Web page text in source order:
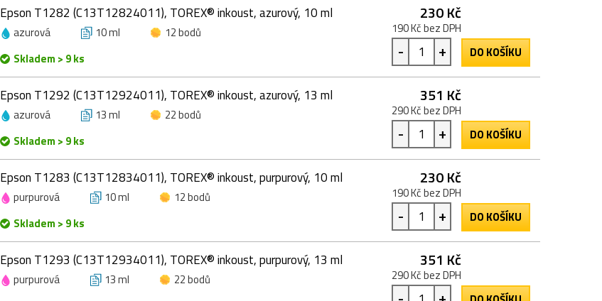
Epson T1282 (C13T12824011), TOREX® inkoust, azurový, 10 ml
azurová 10 ml
12 bodů
Skladem > 9 ks
230 Kč
190 Kč bez DPH
- + DO KOŠÍKU
Epson T1292 (C13T12924011), TOREX® inkoust, azurový, 13 ml
azurová 13 ml
22 bodů
Skladem > 9 ks
351 Kč
290 Kč bez DPH
- + DO KOŠÍKU
Epson T1283 (C13T12834011), TOREX® inkoust, purpurový, 10 ml
purpurová 10 ml
12 bodů
Skladem > 9 ks
230 Kč
190 Kč bez DPH
- + DO KOŠÍKU
Epson T1293 (C13T12934011), TOREX® inkoust, purpurový, 13 ml
purpurová 13 ml
22 bodů
351 Kč
290 Kč bez DPH